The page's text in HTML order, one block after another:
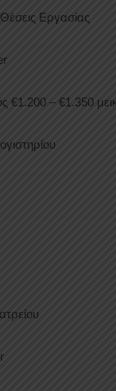
Εργασίας
€1.200 – €1.350